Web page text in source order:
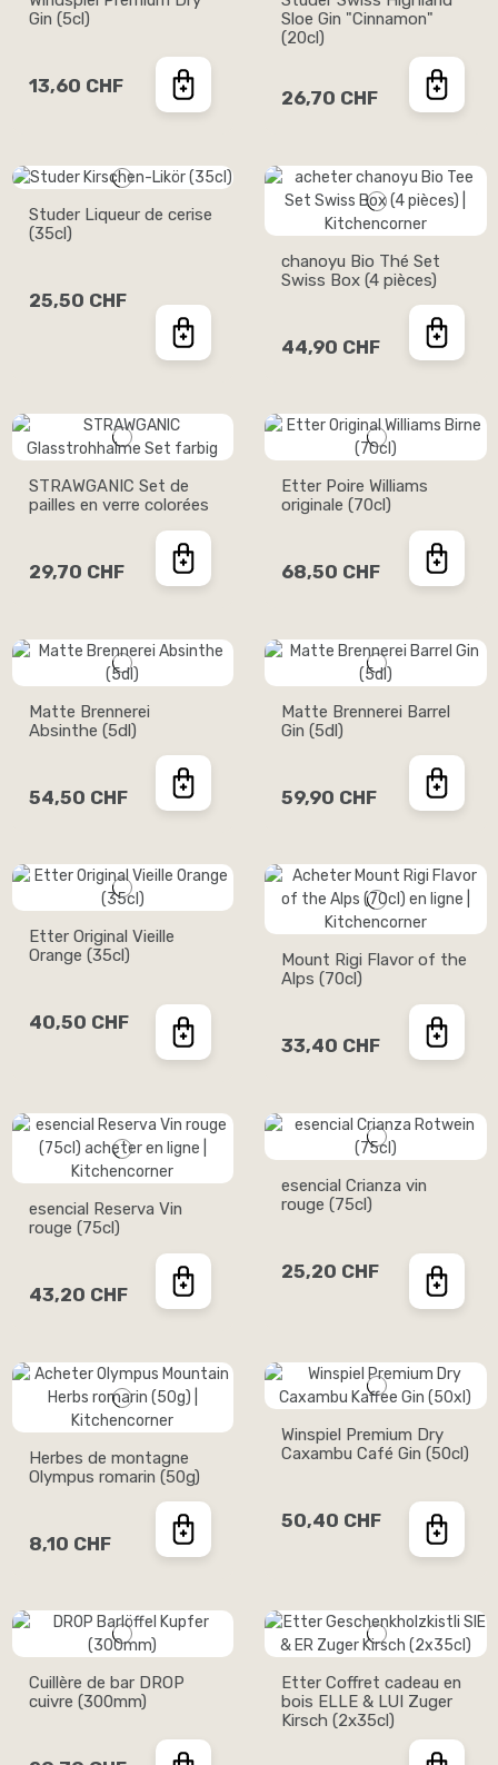
Gin (5cl)
13,60 CHF
Sloe Gin "Cinnamon"
(20cl)
26,70 CHF
Studer Liqueur de cerise
(35cl)
25,50 CHF
chanoyu Bio Thé Set
Swiss Box (4 pièces)
44,90 CHF
STRAWGANIC Set de
pailles en verre colorées
29,70 CHF
Etter Poire Williams
originale (70cl)
68,50 CHF
Matte Brennerei
Absinthe (5dl)
54,50 CHF
Matte Brennerei Barrel
Gin (5dl)
59,90 CHF
Etter Original Vieille
Orange (35cl)
40,50 CHF
Mount Rigi Flavor of the
Alps (70cl)
33,40 CHF
esencial Reserva Vin
rouge (75cl)
43,20 CHF
esencial Crianza vin
rouge (75cl)
25,20 CHF
Herbes de montagne
Olympus romarin (50g)
8,10 CHF
Winspiel Premium Dry
Caxambu Café Gin (50cl)
50,40 CHF
Cuillère de bar DROP
cuivre (300mm)
Etter Coffret cadeau en
bois ELLE & LUI Zuger
Kirsch (2x35cl)